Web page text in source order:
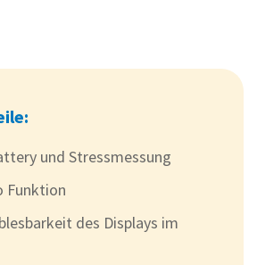
und Stressmessung
Funktion
des Displays im